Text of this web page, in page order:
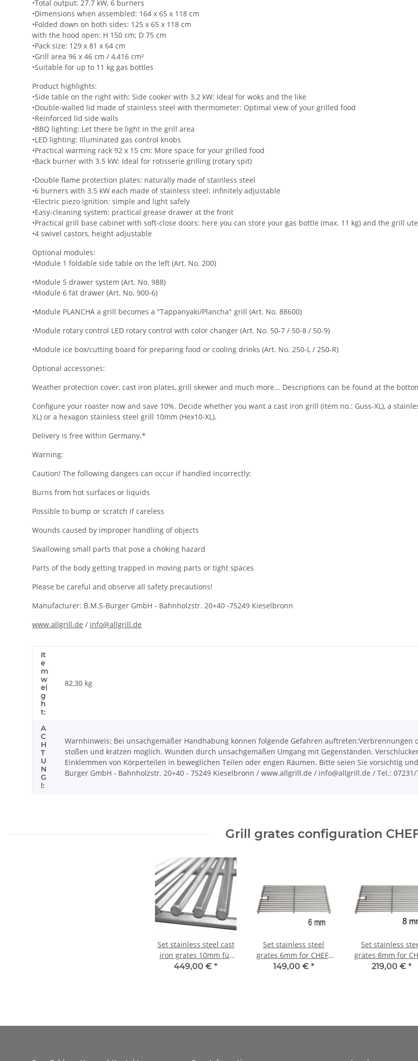
•Total output: 27.7 kW, 6 burners
•Dimensions when assembled: 164 x 65 x 118 cm
•Folded down on both sides: 125 x 65 x 118 cm
with the hood open: H 150 cm; D 75 cm
•Pack size: 129 x 81 x 64 cm
•Grill area 96 x 46 cm / 4,416 cm²
•Suitable for up to 11 kg gas bottles
Product highlights:
•Side table on the right with: Side cooker with 3.2 kW: Ideal for woks and the like
•Double-walled lid made of stainless steel with thermometer: Optimal view of your grilled food
•Reinforced lid side walls
•BBQ lighting: Let there be light in the grill area
•LED lighting: Illuminated gas control knobs
•Practical warming rack 92 x 15 cm: More space for your grilled food
•Back burner with 3.5 kW: Ideal for rotisserie grilling (rotary spit)
•Double flame protection plates: naturally made of stainless steel
•6 burners with 3.5 kW each made of stainless steel: infinitely adjustable
•Electric piezo ignition: simple and light safely
•Easy-cleaning system: practical grease drawer at the front
•Practical grill base cabinet with soft-close doors: here you can store your gas bottle (max. 11 kg) and the grill
•4 swivel castors, height adjustable
Optional modules:
•Module 1 foldable side table on the left (Art. No. 200)
•Module 5 drawer system (Art. No. 988)
•Module 6 fat drawer (Art. No. 900-6)
•Module PLANCHA a grill becomes a "Tappanyaki/Plancha" grill (Art. No. 88600)
•Module rotary control LED rotary control with color changer (Art. No. 50-7 / 50-8 / 50-9)
•Module ice box/cutting board for preparing food or cooling drinks (Art. No. 250-L / 250-R)
Optional accessories:
Weather protection cover, cast iron plates, grill skewer and much more... Descriptions can be found at the
Configure your roaster now and save 10%. Decide whether you want a cast iron grill (item no.: Guss-XL), a
XL) or a hexagon stainless steel grill 10mm (Hex10-XL).
Delivery is free within Germany.*
Warning:
Caution! The following dangers can occur if handled incorrectly:
Burns from hot surfaces or liquids
Possible to bump or scratch if careless
Wounds caused by improper handling of objects
Swallowing small parts that pose a choking hazard
Parts of the body getting trapped in moving parts or tight spaces
Please be careful and observe all safety precautions!
Manufacturer: B.M.S-Burger GmbH - Bahnholzstr. 20+40 -75249 Kieselbronn
www.allgrill.de / info@allgrill.de
It
e
m
w
ei
g
h
t:
82,30 kg
A
C
H
T
U
N
G
!:
Warnhinweis: Bei unsachgemäßer Handhabung können folgende Gefahren
stoßen und kratzen möglich. Wunden durch unsachgemäßen Umgang mit Gegenständen.
Einklemmen von Körperteilen in beweglichen Teilen oder engen Räumen. Bitte seien Sie vorsichtig
Burger GmbH - Bahnholzstr. 20+40 - 75249 Kieselbronn / www.allgrill.de / info@allgrill.de / Tel.: 07231/
Grill grates configuration
Set stainless steel cast
iron grates 10mm für
CHEF-XL
449,00 € *
Set stainless steel
grates 6mm for CHEF-
XL
149,00 € *
Set stainless
grates 8mm for
XL
219,00 € *